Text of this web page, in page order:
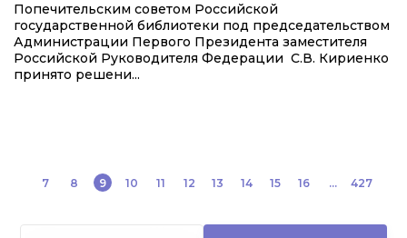
Попечительским советом Российской
государственной библиотеки под председательством
Администрации Первого Президента заместителя
Российской Руководителя Федерации С.В. Кириенко
принято решени...
7 8 9 10 11 12 13 14 15 16 ... 427